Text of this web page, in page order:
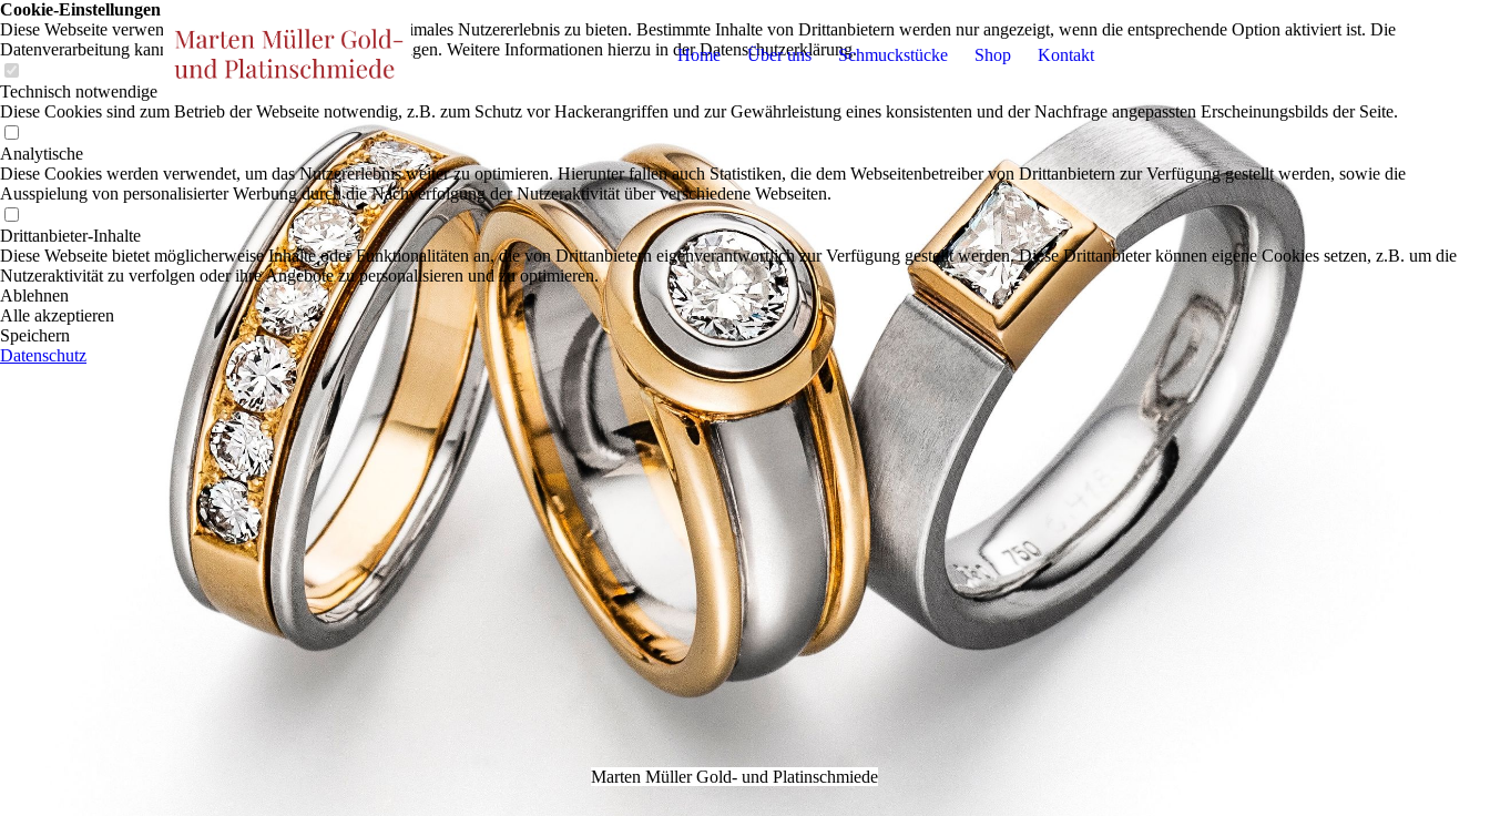
Home Über uns Schmuckstücke Shop Kontakt
Marten Müller Gold- und Platinschmiede
Cookie-Einstellungen
Diese Webseite verwendet Cookies, um Besuchern ein optimales Nutzererlebnis zu bieten. Bestimmte Inhalte von Drittanbietern werden nur angezeigt, wenn die entsprechende Option aktiviert ist. Die
Datenverarbeitung kann dann auch in einem Drittland erfolgen. Weitere Informationen hierzu in der Datenschutzerklärung.
Technisch notwendige
Diese Cookies sind zum Betrieb der Webseite notwendig, z.B. zum Schutz vor Hackerangriffen und zur Gewährleistung eines konsistenten und der Nachfrage angepassten Erscheinungsbilds der Seite.
Analytische
Diese Cookies werden verwendet, um das Nutzererlebnis weiter zu optimieren. Hierunter fallen auch Statistiken, die dem Webseitenbetreiber von Drittanbietern zur Verfügung gestellt werden, sowie die
Ausspielung von personalisierter Werbung durch die Nachverfolgung der Nutzeraktivität über verschiedene Webseiten.
Drittanbieter-Inhalte
Diese Webseite bietet möglicherweise Inhalte oder Funktionalitäten an, die von Drittanbietern eigenverantwortlich zur Verfügung gestellt werden. Diese Drittanbieter können eigene Cookies setzen, z.B. um die
Nutzeraktivität zu verfolgen oder ihre Angebote zu personalisieren und zu optimieren.
Ablehnen
Alle akzeptieren
Speichern
Datenschutz